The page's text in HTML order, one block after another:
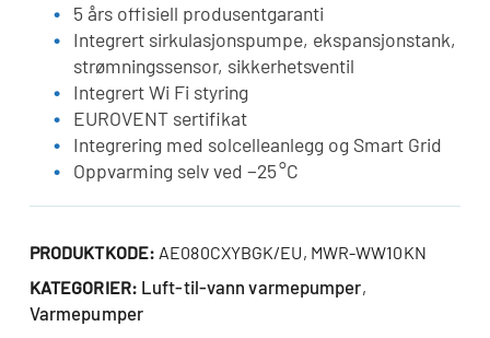
5 års offisiell produsentgaranti
Integrert sirkulasjonspumpe, ekspansjonstank,
strømningssensor, sikkerhetsventil
Integrert Wi Fi styring
EUROVENT sertifikat
Integrering med solcelleanlegg og Smart Grid
Oppvarming selv ved −25 °C
PRODUKTKODE: AE080CXYBGK/EU, MWR-WW10KN
KATEGORIER: Luft-til-vann varmepumper,
Varmepumper